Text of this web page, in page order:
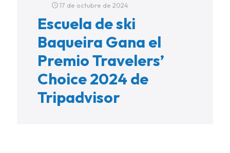
17 de octubre de 2024
Escuela de ski
Baqueira Gana el
Premio Travelers’
Choice 2024 de
Tripadvisor